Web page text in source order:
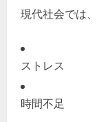
現代社会では、
ストレス
時間不足